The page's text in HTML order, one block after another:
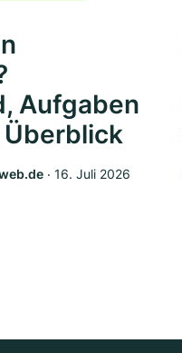
Aufgaben
‧ 16. Juli 2026